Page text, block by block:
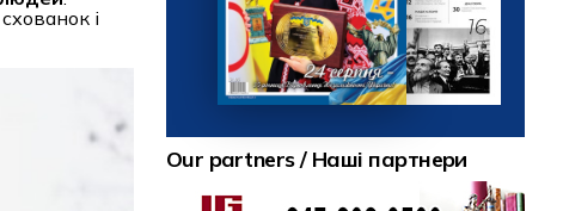
і
Our partners / Наші партнери